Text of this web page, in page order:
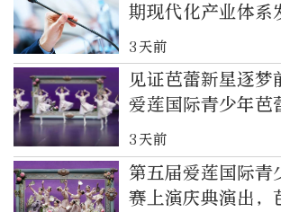
期现代化产业体系
3天前
见证芭蕾新星逐梦
爱莲国际青少年芭
落幕
3天前
第五届爱莲国际青
赛上演庆典演出，